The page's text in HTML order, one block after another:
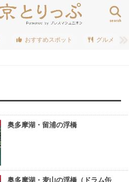
search
おすすめスポット グルメ
奥多摩湖・留浦の浮橋
奥多摩湖・麦山の浮橋（ドラム缶